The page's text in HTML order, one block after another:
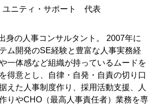
ユニティ・サポート 代表
身の人事コンサルタント。 2007年に
ム開発のSE経験と豊富な人事実務経
一体感など組織が持っているムードを
得意とし、自律・自発・自責の切り口
えた人事制度作り、採用活動支援、人
りやCHO（最高人事責任者）業務を専